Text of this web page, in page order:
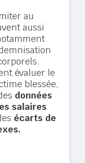
au
aussi
évaluer le
blessée,
données
salaires
écarts de